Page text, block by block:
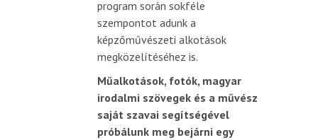
program során sokféle
szempontot adunk a
képzőművészeti alkotások
megközelítéséhez is.
Műalkotások, fotók, magyar
irodalmi szövegek és a művész
saját szavai segítségével
próbálunk meg bejárni egy